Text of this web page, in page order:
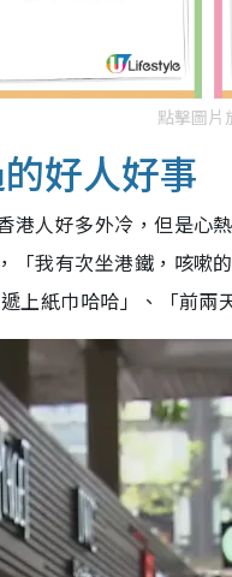
點擊圖片
好人好事
港人好多外冷，但是心
「我有次坐港鐵，咳嗽
上紙巾哈哈」、「前